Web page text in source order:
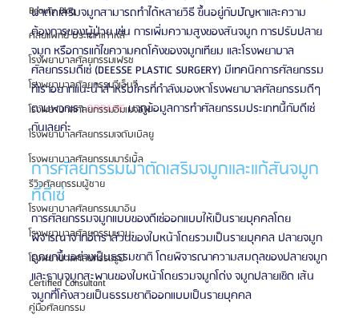
Beauty Blog
ศัลยแพทย์ ประเทศเกาหลี
โรงพยาบาลศัลยกรรมเฟรช
โรงพยาบาลศัลยกรรมจีเอ็นจี
โรงพยาบาลศัลยกรรมอิมเมจอัพ
โรงพยาบาลศัลยกรรมเจดับเบิลยู
โรงพยาบาลศัลยกรรมมาร์เบิ้ล
รีวิวศัลยกรรมผู้ชาย
โรงพยาบาลศัลยกรรมมาอิน
โรงพยาบาลศัลยกรรมนานะ
โรงพยาบาลศัลยกรรมรูบี
Certified Consultant
คู่มือศัลยกรรม
ผ่าตัดเสริมจมูกสามารถทำได้หลายวิธี ขึ้นอยู่กับปัญหาและความ
ต้องการของผู้ป่วย เช่น การเพิ่มความสูงของสันจมูก การปรับปลาย
จมูก หรือการแก้ไขความคดโค้งของจมูกเทียม และโรงพยาบาล
ศัลยกรรมดีเซ่ (DEESSE PLASTIC SURGERY) มีเทคนิคการศัลยกรรม
ที่เราอยากแนะนำสำหรับใครที่กำลังมองหาโรงพยาบาลศัลยกรรมดีๆ
ตามพวกเรา OPPAME มาดูข้อมูลการทำศัลยกรรมประเภทนี้กับดีเซ่
กันเลยค่ะ
การศัลยกรรมผ่าตัดเสริมจมูกและแก้สันจมูก
ที่ดีเซ่
การศัลยกรรมจมูกแบบของดีเซ่ออกแบบให้เป็นรายบุคคลโดย
พิจารณาจากอัตราส่วนของใบหน้าโดยรวมเป็นรายบุคคล ปลายจมูก
ถูกยกขึ้นอย่างเป็นธรรมชาติ โดยพิจารณาความสมดุลของปลายจมูก
และฐานจมูกสะพานของใบหน้าโดยรวมจมูกโด่ง จมูกปลายเชิด เส้น
จมูกที่โค้งสวยเป็นธรรมชาติออกแบบเป็นรายบุคคล